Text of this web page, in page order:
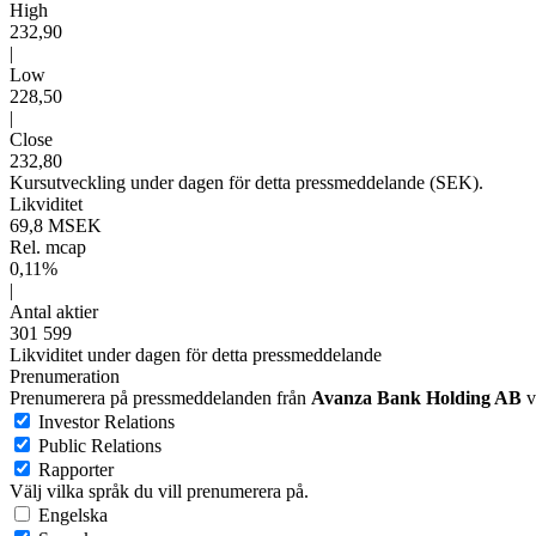
High
232,90
|
Low
228,50
|
Close
232,80
Kursutveckling under dagen för detta pressmeddelande (SEK).
Likviditet
69,8 MSEK
Rel. mcap
0,11%
|
Antal aktier
301 599
Likviditet under dagen för detta pressmeddelande
Prenumeration
Prenumerera på pressmeddelanden från Avanza Bank Holding AB
Investor Relations
Public Relations
Rapporter
Välj vilka språk du vill prenumerera på.
Engelska